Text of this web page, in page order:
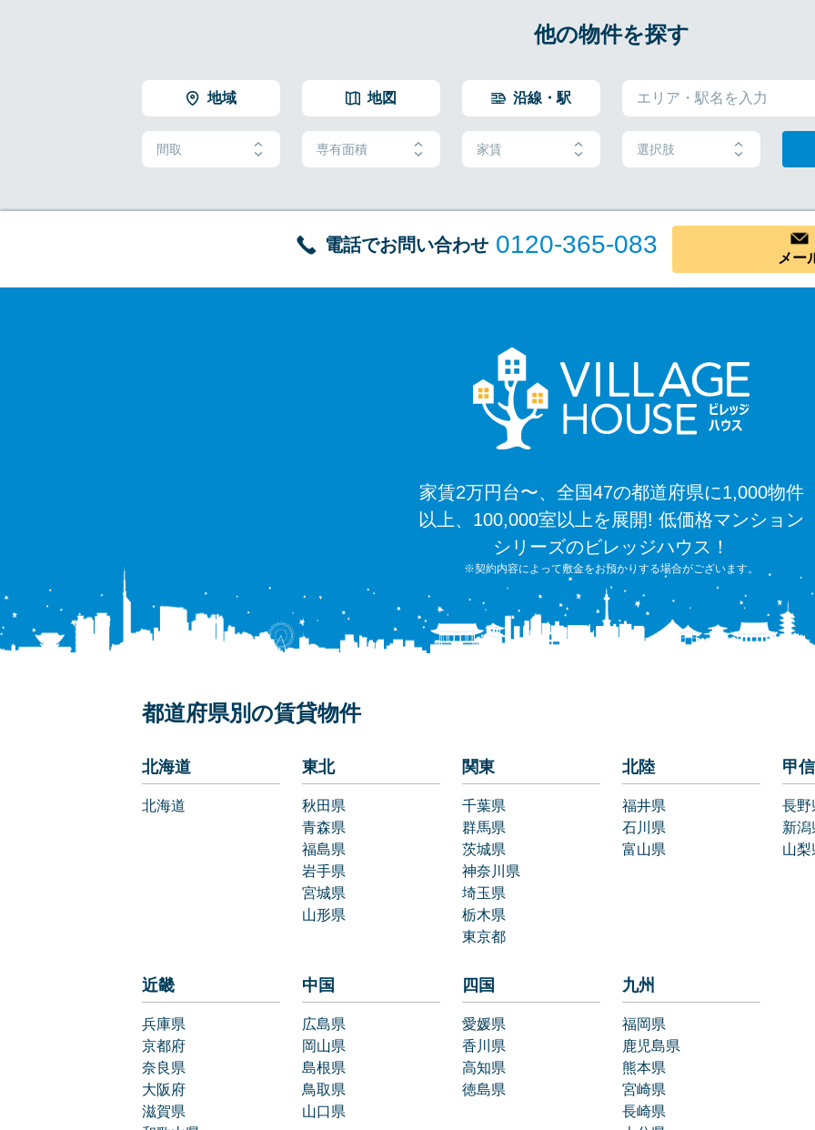
他の物件を探す
地域 地図 沿線・駅
間取 専有面積 家賃 選択肢
電話でお問い合わせ 0120-365-083 メー
家賃2万円台〜、全国47の都道府県に1,000物件
以上、100,000室以上を展開! 低価格マンション
シリーズのビレッジハウス！
※契約内容によって敷金をお預かりする場合がございます。
都道府県別の賃貸物件
北海道
北海道
東北
秋田県
青森県
福島県
岩手県
宮城県
山形県
関東
千葉県
群馬県
茨城県
神奈川県
埼玉県
栃木県
東京都
北陸
福井県
石川県
富山県
甲
長野
新潟
山梨
近畿
兵庫県
京都府
奈良県
大阪府
滋賀県
中国
広島県
岡山県
島根県
鳥取県
山口県
四国
愛媛県
香川県
高知県
徳島県
九州
福岡県
鹿児島県
熊本県
宮崎県
長崎県